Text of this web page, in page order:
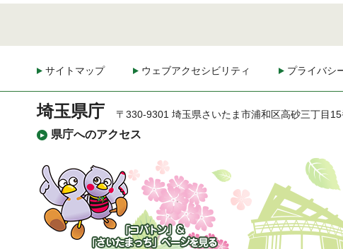
サイトマップ ウェブアクセシビリティ プライバシ
埼玉県庁
県庁へのアクセス
〒330-9301 埼玉県さいたま市浦和区高砂三丁目
「コバトン」&「さいた